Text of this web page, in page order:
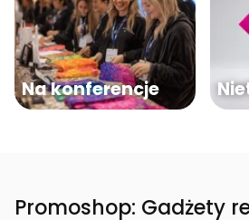
Na konferencje
Promoshop: Gadżety